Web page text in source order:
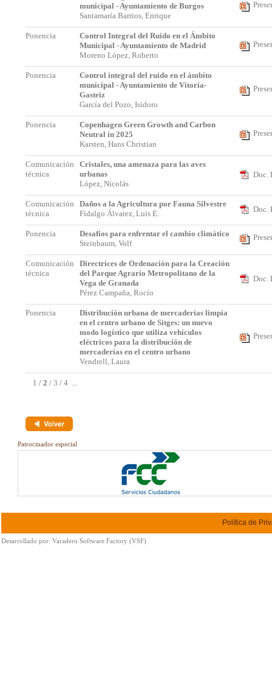
municipal - Ayuntamiento de Burgos
Santamaría Barrios, Enrique
Ponencia
Control Integral del Ruido en el Ámbito
Municipal - Ayuntamiento de Madrid
Moreno López, Roberto
Ponencia
Control integral del ruido en el ámbito
municipal - Ayuntamiento de Vitoria-
Gasteiz
García del Pozo, Isidoro
Ponencia
Copenhagen Green Growth and Carbon
Neutral in 2025
Karsten, Hans Christian
Comunicación
técnica
Cristales, una amenaza para las aves
urbanas
López, Nicolás
Doc.
Comunicación
técnica
Daños a la Agricultura por Fauna Silvestre
Fidalgo Álvarez, Luis E.
Doc.
Ponencia
Desafíos para enfrentar el cambio climático
Steinbaum, Volf
Comunicación
técnica
Directrices de Ordenación para la Creación
del Parque Agrario Metropolitano de la
Vega de Granada
Pérez Campaña, Rocío
Doc.
Ponencia
Distribución urbana de mercaderías limpia
en el centro urbano de Sitges: un nuevo
modo logístico que utiliza vehículos
eléctricos para la distribución de
mercaderías en el centro urbano
Vendrell, Laura
1 / 2 / 3 / 4 ...
Patrocinador especial
Política de
Desarrollado por: Varadero Software Factory (VSF)